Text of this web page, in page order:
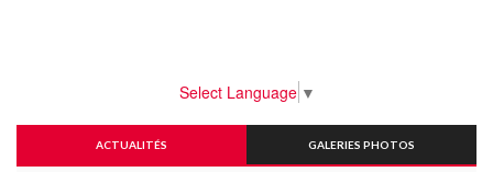
Select Language ▼
ACTUALITÉS GALERIES PHOTOS